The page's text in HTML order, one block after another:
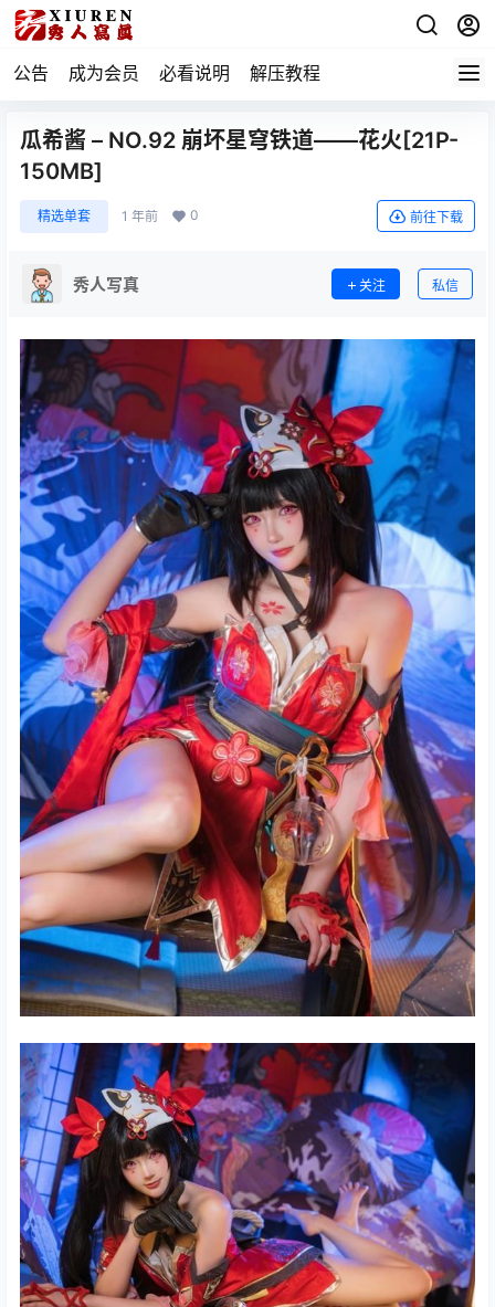
公告 成为会员 必看说明 解压教程
瓜希酱 – NO.92 崩坏星穹铁道——花火[21P-
150MB]
精选单套 1 年前 0 前往下载
秀人写真 关注 私信